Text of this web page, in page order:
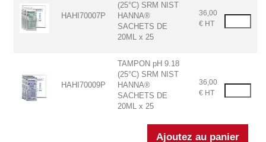
HAHI70007P
(25°C) SRM NIST
HANNA®
SACHETS DE
20ML x 25
36,00
€ HT
HAHI70009P
TAMPON pH 9.18
(25°C) SRM NIST
HANNA®
SACHETS DE
20ML x 25
36,00
€ HT